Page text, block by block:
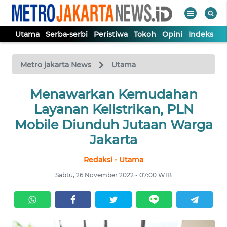
Utama Serba-serbi Peristiwa Tokoh Opini Indeks
Metro jakarta News Utama
Menawarkan Kemudahan
Layanan Kelistrikan, PLN
Mobile Diunduh Jutaan Warga
Jakarta
Redaksi - Utama
Sabtu, 26 November 2022 - 07:00 WIB
TV
Tutup
UTAMA
SERBA-
SERBI
TOKOH
OPINI